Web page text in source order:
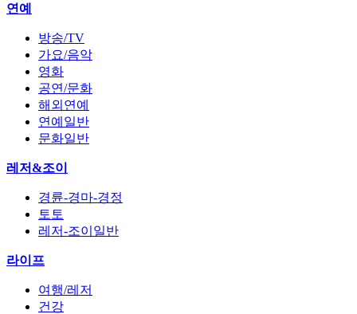
연예
방송/TV
가요/음악
영화
공연/문화
해외연예
연예일반
문화일반
레저&조이
경륜-경마-경정
토토
레저-조이일반
라이프
여행/레저
건강